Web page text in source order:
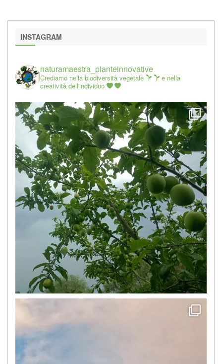
INSTAGRAM
naturamaestra_pianteinnovative
Crediamo nella biodiversità vegetale
e nella
creatività dell'individuo